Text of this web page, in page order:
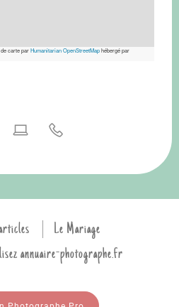
carte parHumanitarian OpenStreetMaphébergé par
Le Mariage
annuaire-photographe.fr